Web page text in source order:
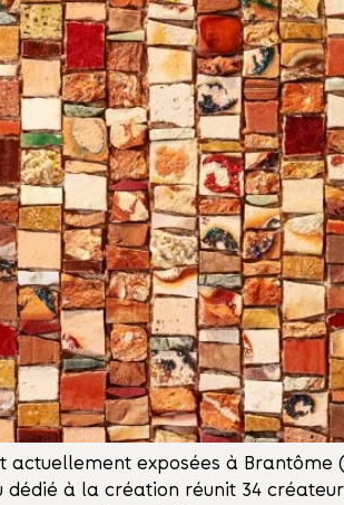
actuellement exposées à Brantôme
dédié à la création réunit 34